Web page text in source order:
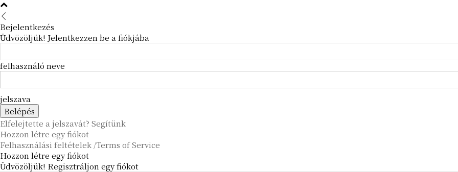
Bejelentkezés
Üdvözöljük! Jelentkezzen be a fiókjába
felhasználó neve
jelszava
Elfelejtette a jelszavát? Segítünk
Hozzon létre egy fiókot
Felhasználási feltételek /Terms of Service
Hozzon létre egy fiókot
Üdvözöljük! Regisztráljon egy fiókot